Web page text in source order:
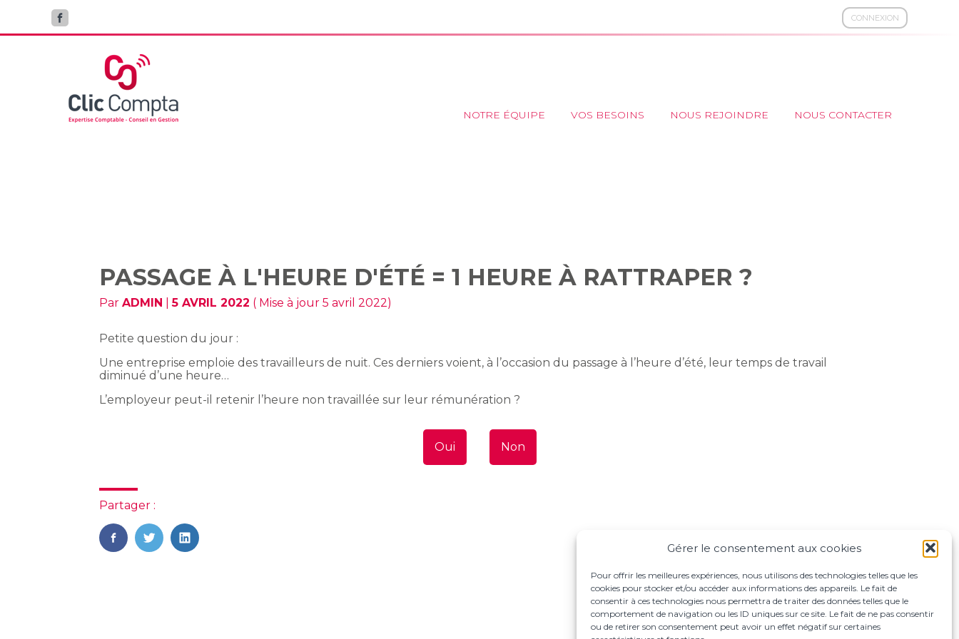
Gérer le consentement aux cookies
Pour offrir les meilleures expériences, nous utilisons des technologies telles que les
cookies pour stocker et/ou accéder aux informations des appareils. Le fait de
consentir à ces technologies nous permettra de traiter des données telles que le
comportement de navigation ou les ID uniques sur ce site. Le fait de ne pas consentir
ou de retirer son consentement peut avoir un effet négatif sur certaines
CONNEXION
Principal
NOTRE ÉQUIPE VOS BESOINS NOUS REJOINDRE NOUS CONTACTER
PASSAGE À L'HEURE D'ÉTÉ = 1 HEURE À RATTRAPER ?
ParADMIN |5 AVRIL 2022 ( Mise à jour 5 avril 2022)
Petite question du jour :
Une entreprise emploie des travailleurs de nuit. Ces derniers voient, à l’occasion du passage à l’heure d’été, leur temps de travail
diminué d’une heure…
L’employeur peut-il retenir l’heure non travaillée sur leur rémunération ?
Oui Non
Partager :
FaceBook
TwitterLinkedIn